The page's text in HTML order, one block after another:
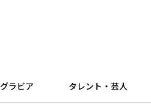
グラビア タレント・芸人